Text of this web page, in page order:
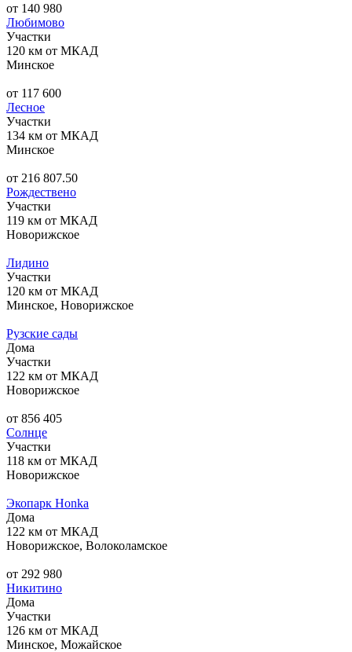
от 140 980
Любимово
Участки
120 км от МКАД
Минское
от 117 600
Лесное
Участки
134 км от МКАД
Минское
от 216 807.50
Рождествено
Участки
119 км от МКАД
Новорижское
Лидино
Участки
120 км от МКАД
Минское, Новорижское
Рузские сады
Дома
Участки
122 км от МКАД
Новорижское
от 856 405
Солнце
Участки
118 км от МКАД
Новорижское
Экопарк Honka
Дома
122 км от МКАД
Новорижское, Волоколамское
от 292 980
Никитино
Дома
Участки
126 км от МКАД
Минское, Можайское